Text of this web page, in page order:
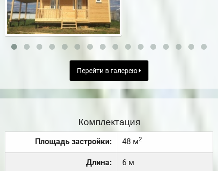
Перейти в галерею
Комплектация
Площадь застройки: 48 м2
Длина: 6 м